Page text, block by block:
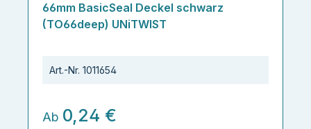
66mm BasicSeal Deckel schwarz
(TO66deep) UNiTWIST
Art.-Nr. 1011654
Ab 0,24 €